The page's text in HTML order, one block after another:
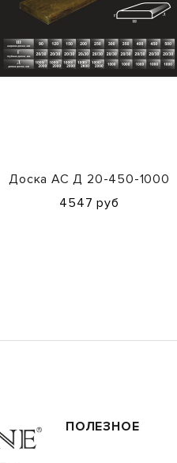
Доска АС Д 20-450-1000
4547 руб
ПОЛЕЗНОЕ